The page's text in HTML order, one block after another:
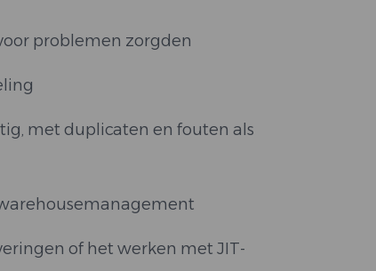
problemen zorgden
met duplicaten en fouten als
of het werken met JIT-